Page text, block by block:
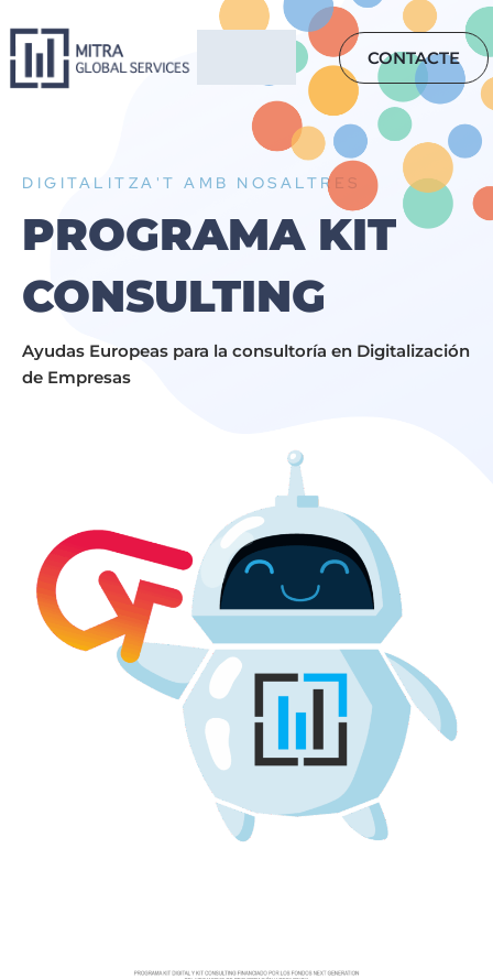
contingut
CONTACTE
DIGITALITZA'T AMB NOSALTRES
PROGRAMA KIT
CONSULTING
Ayudas Europeas para la consultoría en Digitalización
de Empresas